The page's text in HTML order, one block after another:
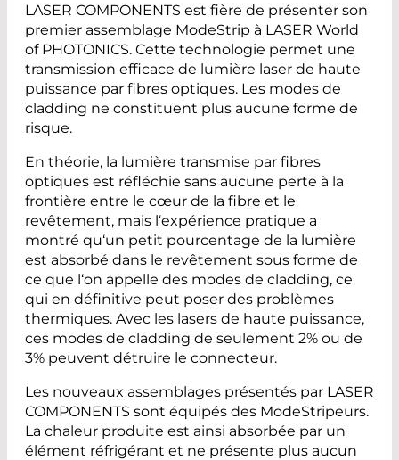
LASER COMPONENTS est fière de présenter son
premier assemblage ModeStrip à LASER World
of PHOTONICS. Cette technologie permet une
transmission efficace de lumière laser de haute
puissance par fibres optiques. Les modes de
cladding ne constituent plus aucune forme de
risque.
En théorie, la lumière transmise par fibres
optiques est réfléchie sans aucune perte à la
frontière entre le cœur de la fibre et le
revêtement, mais l‘expérience pratique a
montré qu‘un petit pourcentage de la lumière
est absorbé dans le revêtement sous forme de
ce que l‘on appelle des modes de cladding, ce
qui en définitive peut poser des problèmes
thermiques. Avec les lasers de haute puissance,
ces modes de cladding de seulement 2% ou de
3% peuvent détruire le connecteur.
Les nouveaux assemblages présentés par LASER
COMPONENTS sont équipés des ModeStripeurs.
La chaleur produite est ainsi absorbée par un
élément réfrigérant et ne présente plus aucun